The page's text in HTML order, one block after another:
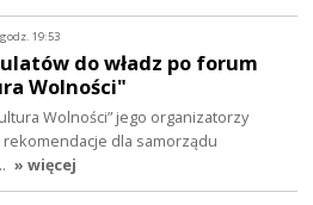
19:53
do władz po forum
Wolności"
Wolności” jego organizatorzy
dla samorządu
» więcej